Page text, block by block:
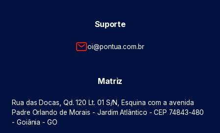
Suporte
oi@pontua.com.br
Matriz
Rua das Docas, Qd. 120 Lt. 01 S/N, Esquina com a avenida
Padre Orlando de Morais - Jardim Atlântico - CEP 74843-480
- Goiânia - GO